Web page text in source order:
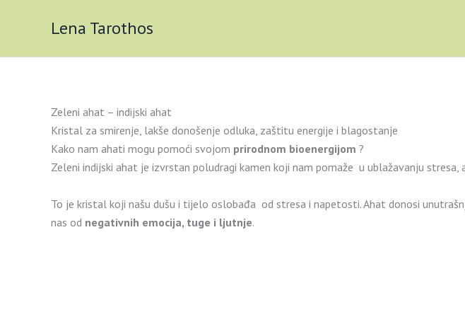
Lena Tarothos
Zeleni ahat – indijski ahat
Kristal za smirenje, lakše donošenje odluka, zaštitu energije i blagostanje
Kako nam ahati mogu pomoći svojom prirodnom bioenergijom ?
Zeleni indijski ahat je izvrstan poludragi kamen koji nam pomaže u ublažavanju stresa,
To je kristal koji našu dušu i tijelo oslobađa od stresa i napetosti. Ahat donosi
nas od negativnih emocija, tuge i ljutnje.